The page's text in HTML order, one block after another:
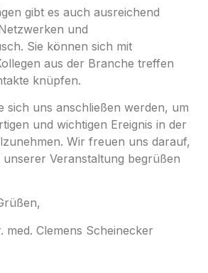
gibt es auch ausreichend
und
Sie können sich mit
aus der Branche treffen
knüpfen.
sich uns anschließen werden, um
und wichtigen Ereignis in der
Wir freuen uns darauf,
Veranstaltung begrüßen
med. Clemens Scheinecker